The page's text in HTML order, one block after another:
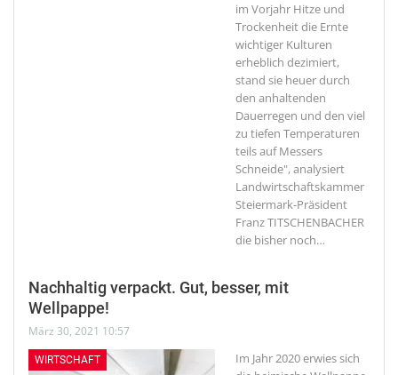
im Vorjahr Hitze und
Trockenheit die Ernte
wichtiger Kulturen
erheblich dezimiert,
stand sie heuer durch
den anhaltenden
Dauerregen und den viel
zu tiefen Temperaturen
teils auf Messers
Schneide", analysiert
Landwirtschaftskammer
Steiermark-Präsident
Franz TITSCHENBACHER
die bisher noch…
Nachhaltig verpackt. Gut, besser, mit
Wellpappe!
März 30, 2021 10:57
WIRTSCHAFT
Im Jahr 2020 erwies sich